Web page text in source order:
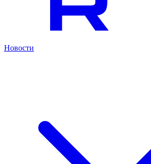
Новости